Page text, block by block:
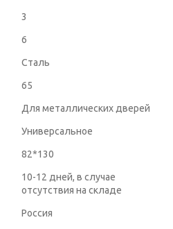
3
6
Сталь
65
Для металлических дверей
Универсальное
82*130
10-12 дней, в случае
отсутствия на складе
Россия